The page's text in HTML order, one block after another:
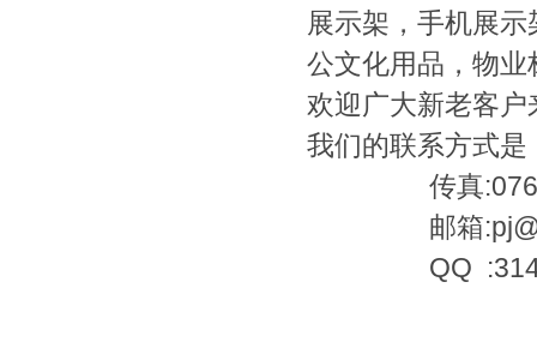
展示架，手机展
公文化用品，物
欢迎广大新老客
我们的联系方式
传真:0769-
邮箱
QQ